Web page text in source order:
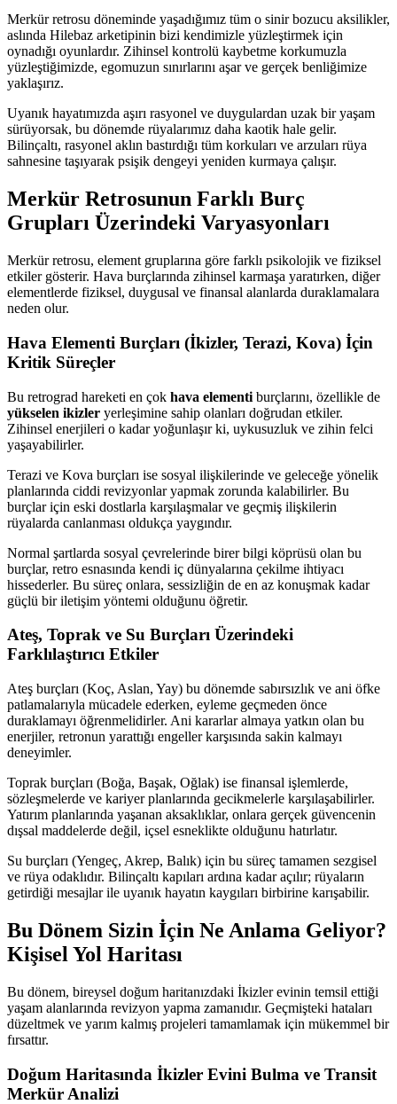
Merkür retrosu döneminde yaşadığımız tüm o sinir bozucu aksilikler,
aslında Hilebaz arketipinin bizi kendimizle yüzleştirmek için
oynadığı oyunlardır. Zihinsel kontrolü kaybetme korkumuzla
yüzleştiğimizde, egomuzun sınırlarını aşar ve gerçek benliğimize
yaklaşırız.
Uyanık hayatımızda aşırı rasyonel ve duygulardan uzak bir yaşam
sürüyorsak, bu dönemde rüyalarımız daha kaotik hale gelir.
Bilinçaltı, rasyonel aklın bastırdığı tüm korkuları ve arzuları rüya
sahnesine taşıyarak psişik dengeyi yeniden kurmaya çalışır.
Merkür Retrosunun Farklı Burç
Grupları Üzerindeki Varyasyonları
Merkür retrosu, element gruplarına göre farklı psikolojik ve fiziksel
etkiler gösterir. Hava burçlarında zihinsel karmaşa yaratırken, diğer
elementlerde fiziksel, duygusal ve finansal alanlarda duraklamalara
neden olur.
Hava Elementi Burçları (İkizler, Terazi, Kova) İçin
Kritik Süreçler
Bu retrograd hareketi en çok hava elementi burçlarını, özellikle de
yükselen ikizler yerleşimine sahip olanları doğrudan etkiler.
Zihinsel enerjileri o kadar yoğunlaşır ki, uykusuzluk ve zihin felci
yaşayabilirler.
Terazi ve Kova burçları ise sosyal ilişkilerinde ve geleceğe yönelik
planlarında ciddi revizyonlar yapmak zorunda kalabilirler. Bu
burçlar için eski dostlarla karşılaşmalar ve geçmiş ilişkilerin
rüyalarda canlanması oldukça yaygındır.
Normal şartlarda sosyal çevrelerinde birer bilgi köprüsü olan bu
burçlar, retro esnasında kendi iç dünyalarına çekilme ihtiyacı
hissederler. Bu süreç onlara, sessizliğin de en az konuşmak kadar
güçlü bir iletişim yöntemi olduğunu öğretir.
Ateş, Toprak ve Su Burçları Üzerindeki
Farklılaştırıcı Etkiler
Ateş burçları (Koç, Aslan, Yay) bu dönemde sabırsızlık ve ani öfke
patlamalarıyla mücadele ederken, eyleme geçmeden önce
duraklamayı öğrenmelidirler. Ani kararlar almaya yatkın olan bu
enerjiler, retronun yarattığı engeller karşısında sakin kalmayı
deneyimler.
Toprak burçları (Boğa, Başak, Oğlak) ise finansal işlemlerde,
sözleşmelerde ve kariyer planlarında gecikmelerle karşılaşabilirler.
Yatırım planlarında yaşanan aksaklıklar, onlara gerçek güvencenin
dışsal maddelerde değil, içsel esneklikte olduğunu hatırlatır.
Su burçları (Yengeç, Akrep, Balık) için bu süreç tamamen sezgisel
ve rüya odaklıdır. Bilinçaltı kapıları ardına kadar açılır; rüyaların
getirdiği mesajlar ile uyanık hayatın kaygıları birbirine karışabilir.
Bu Dönem Sizin İçin Ne Anlama Geliyor?
Kişisel Yol Haritası
Bu dönem, bireysel doğum haritanızdaki İkizler evinin temsil ettiği
yaşam alanlarında revizyon yapma zamanıdır. Geçmişteki hataları
düzeltmek ve yarım kalmış projeleri tamamlamak için mükemmel bir
fırsattır.
Doğum Haritasında İkizler Evini Bulma ve Transit
Merkür Analizi